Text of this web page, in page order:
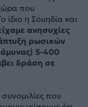
που
ίδιο η Σουηδία και
ανησυχίες
ρωσικών
S-400
δράση σε
που